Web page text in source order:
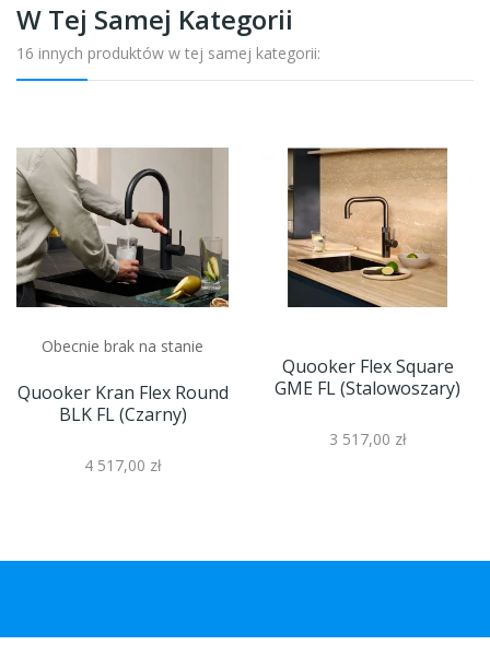
W Tej Samej Kategorii
16 innych produktów w tej samej kategorii:
Obecnie brak na stanie
Quooker Kran Flex Round
BLK FL (czarny)
4 517,00 zł
Quooker Flex Square
GME FL (stalowoszary)
3 517,00 zł